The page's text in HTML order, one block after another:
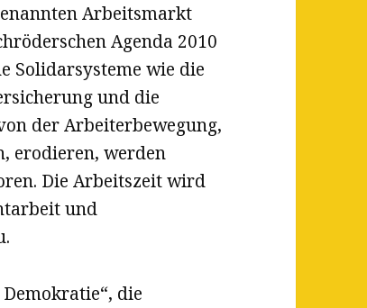
Arbeitsmarkt
Agenda 2010
Solidarsysteme wie die
und die
der Arbeiterbewegung,
erodieren, werden
Die Arbeitszeit wird
und
die